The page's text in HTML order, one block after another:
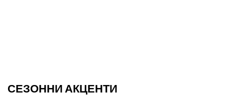
СЕЗОННИ АКЦЕНТИ